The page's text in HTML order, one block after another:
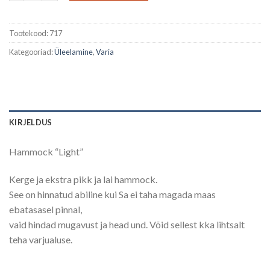
Tootekood:717
Kategooriad:Üleelamine,Varia
KIRJELDUS
Hammock “Light”
Kerge ja ekstra pikk ja lai hammock.
See on hinnatud abiline kui Sa ei taha magada maas
ebatasasel pinnal,
vaid hindad mugavust ja head und. Võid sellest kka lihtsalt
teha varjualuse.